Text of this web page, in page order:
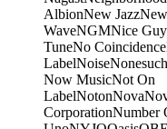
AlbionNew Jazz
WaveNGMNice
TuneNo Coincidence
LabelNoiseNonesuch
Now MusicNot On
LabelNotonNova
CorporationNumber